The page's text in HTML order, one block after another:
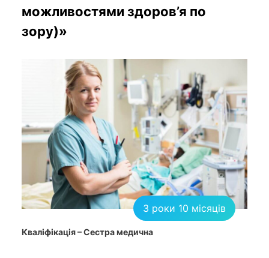
можливостями здоров’я по
зору)»
3 роки 10 місяців
Кваліфікація – Сестра медична